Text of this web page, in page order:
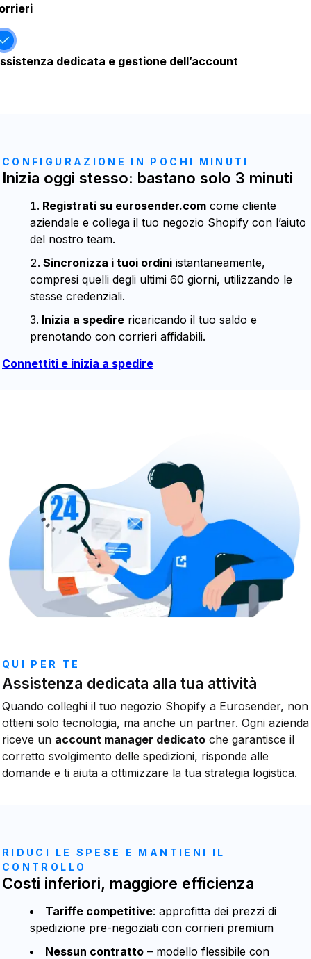
dedicata e gestione dell’account
CONFIGURAZIONE IN POCHI MINUTI
Inizia oggi stesso: bastano solo 3 minuti
Registrati su eurosender.com come cliente
aziendale e collega il tuo negozio Shopify con l’aiuto
del nostro team.
Sincronizza i tuoi ordini istantaneamente,
compresi quelli degli ultimi 60 giorni, utilizzando le
stesse credenziali.
Inizia a spedire ricaricando il tuo saldo e
prenotando con corrieri affidabili.
Connettiti e inizia a spedire
QUI PER TE
Assistenza dedicata alla tua attività
Quando colleghi il tuo negozio Shopify a Eurosender, non
ottieni solo tecnologia, ma anche un partner. Ogni azienda
riceve un account manager dedicato che garantisce il
corretto svolgimento delle spedizioni, risponde alle
domande e ti aiuta a ottimizzare la tua strategia logistica.
RIDUCI LE SPESE E MANTIENI IL
CONTROLLO
Costi inferiori, maggiore efficienza
Tariffe competitive: approfitta dei prezzi di
spedizione pre-negoziati con corrieri premium
Nessun contratto – modello flessibile con